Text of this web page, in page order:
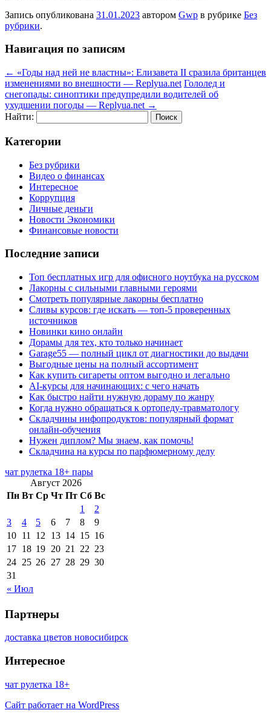
Запись опубликована 31.01.2023 автором Gwp в рубрике Без
рубрики.
Навигация по записям
← «Годы над ней не властны»: Елизавета II сразила британцев
изменениями во внешности — Replyua.net Гололед и
снегопады: синоптики предупредили водителей об
ухудшении погоды — Replyua.net →
Найти:
Категории
Без рубрики
Видео о финансах
Интересное
Коррупция
Личные деньги
Новости Экономики
Финансовые новости
Последние записи
Топ бесплатных игр для офисного ноутбука на русском
Лакорны с сильными главными героями
Смотреть популярные лакорны бесплатно
Сливы курсов: где искать — топ-5 проверенных
источников
Новинки кино онлайн
Дорамы для тех, кто только начинает
Garage55 — полный цикл от диагностики до выдачи
Выгодные цены на полный ассортимент
Как купить сигареты оптом выгодно и легально
AI-курсы для начинающих: с чего начать
Как быстро найти нужную дораму по жанру
Когда нужно обращаться к ортопеду-травматологу
Складчины инфопродуктов: популярный формат
онлайн-обучения
Нужен диплом? Мы знаем, как помочь!
Складчина на курсы по парфюмерному делу
чат рулетка 18+ пары
Август 2026
Пн Вт Ср Чт Пт Сб Вс
« Июл
1
2
3
4 5 6 7 8
9
10 11 12 13 14 15 16
17 18 19 20 21 22 23
24 25 26 27 28 29 30
31
Партнеры
доставка цветов новосибирск
Интересное
чат рулетка 18+
Сайт работает на WordPress